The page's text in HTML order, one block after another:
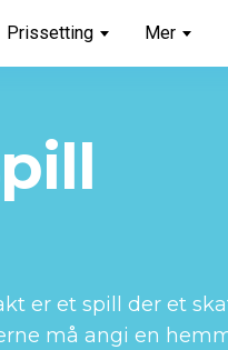
Prissetting Mer
er et spill der et
må angi en